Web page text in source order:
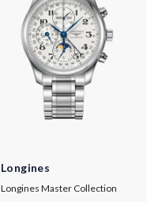
Longines
Longines Master Collection